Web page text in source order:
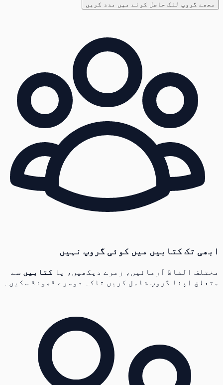
مجھے گروپ لنک حاصل کرنے میں مدد کریں
ابھی تک کتابیں میں کوئی گروپ نہیں
مختلف الفاظ آزمائیں، زمرے دیکھیں، یا کتابیںسے
متعلق اپنا گروپ شامل کریں تاکہ دوسرے ڈھونڈ سکیں۔